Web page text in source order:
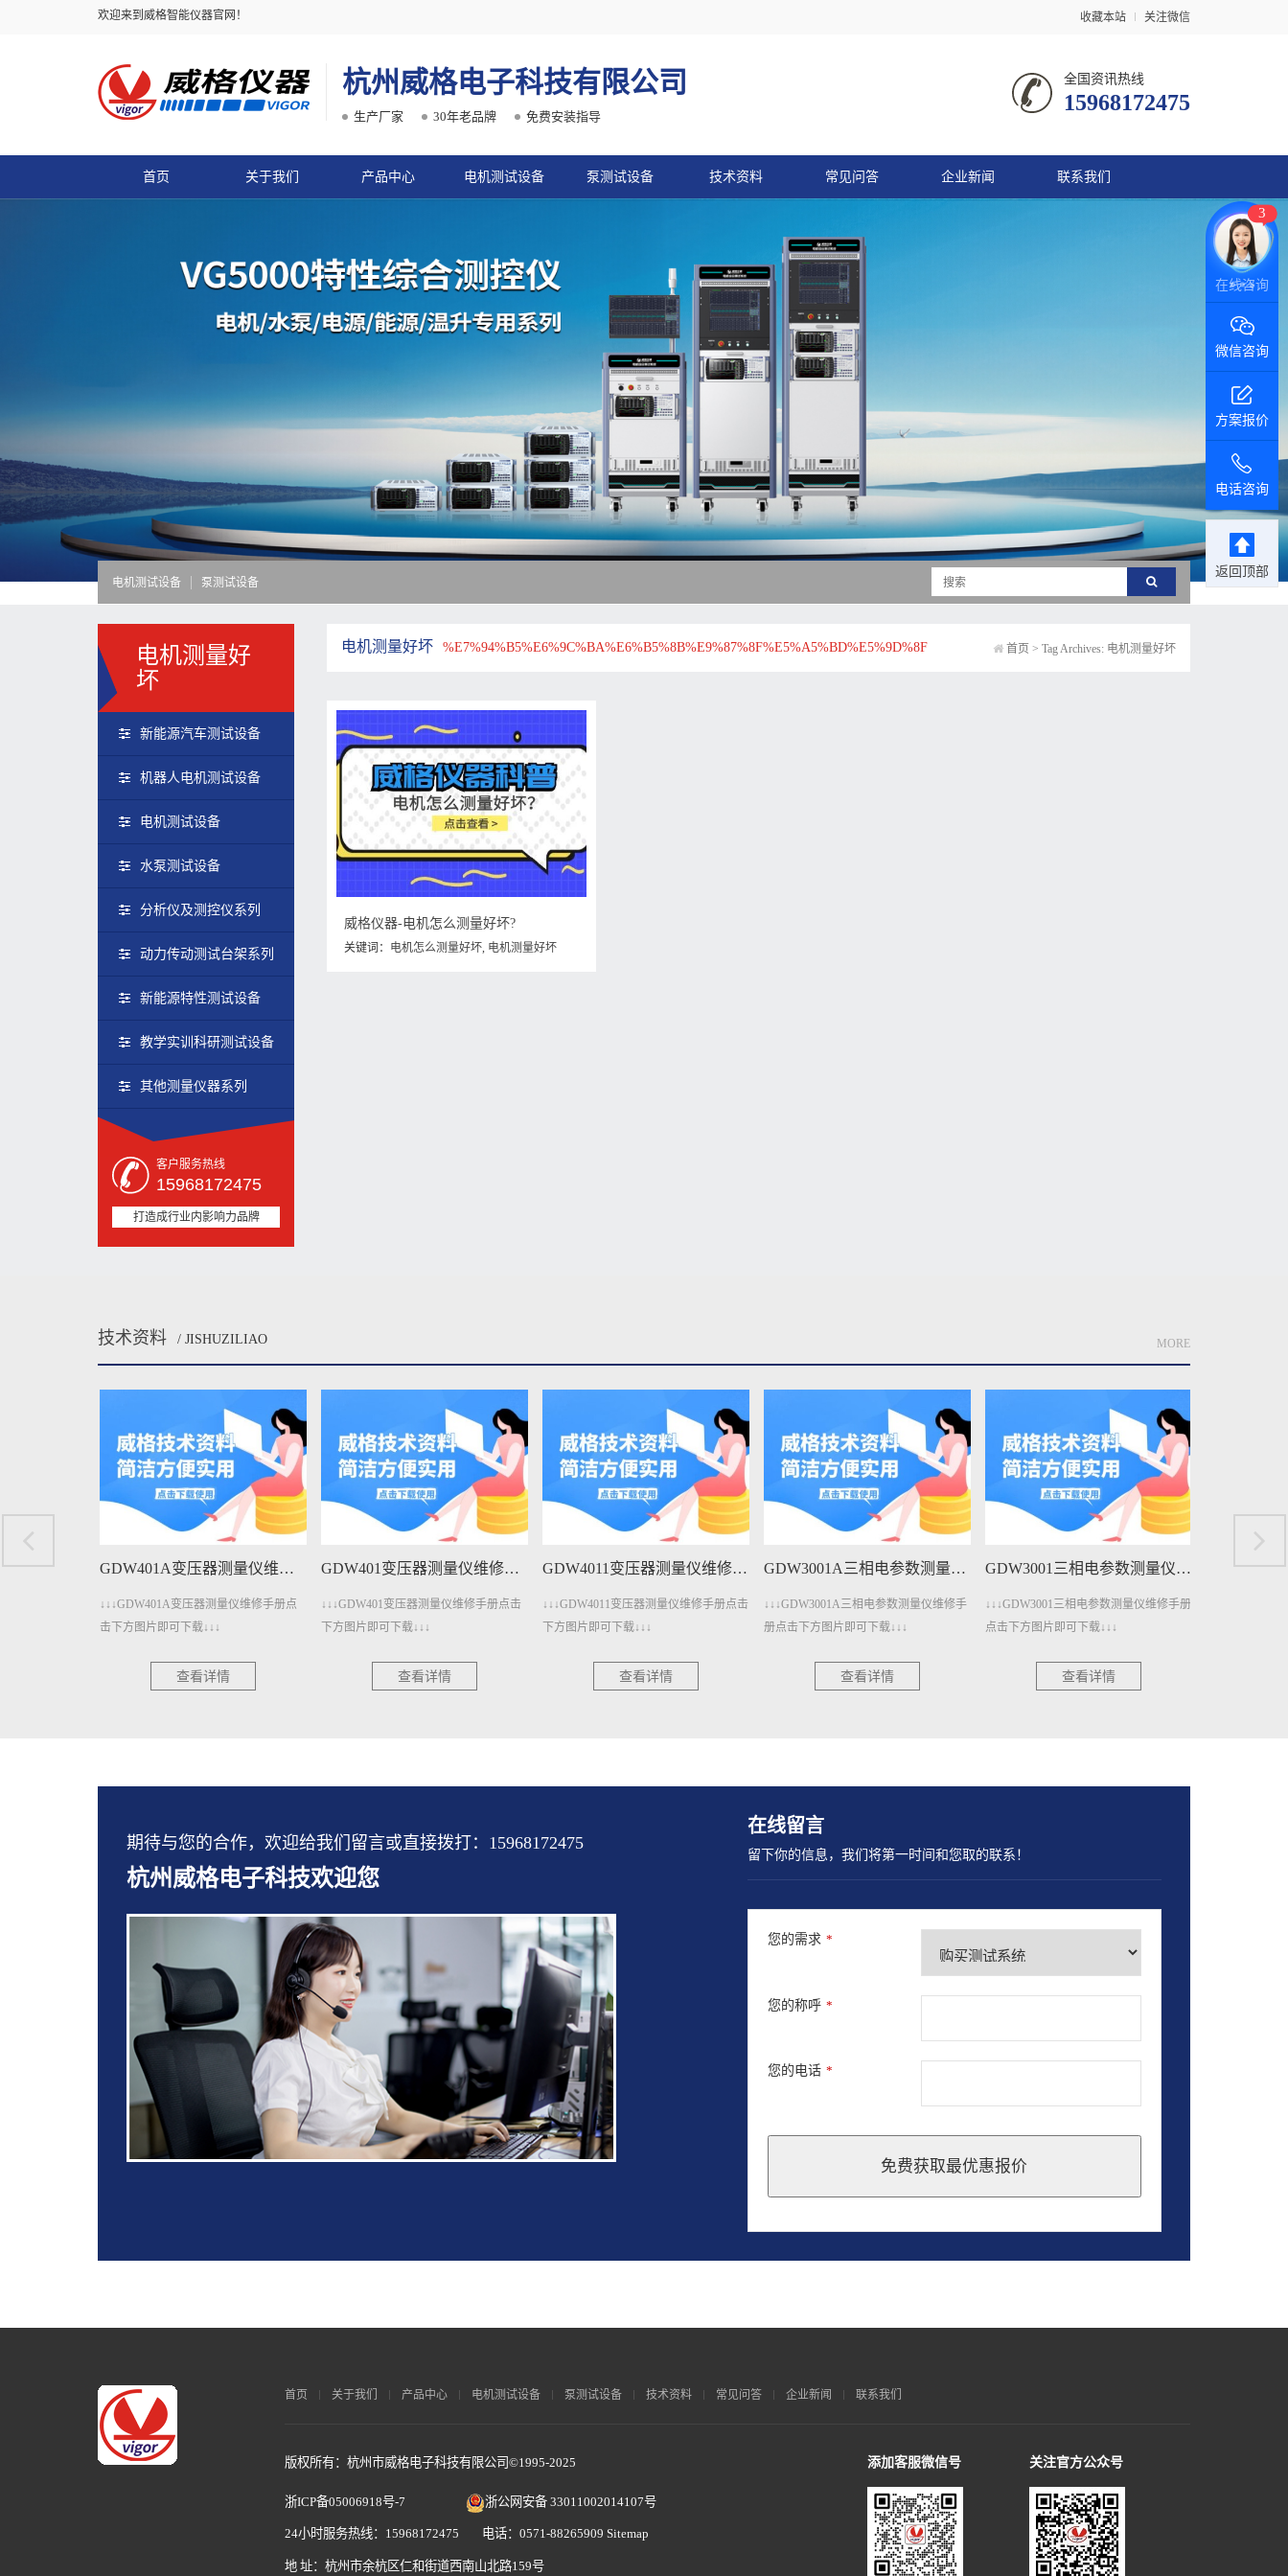
欢迎来到威格智能仪器官网！ 收藏本站 关注微信
杭州威格电子科技有限公司
生产厂家 30年老品牌 免费安装指导
全国资讯热线
15968172475
首页 关于我们 产品中心 电机测试设备 泵测试设备 技术资料 常见问答 企业新闻 联系我们
电机测试设备 泵测试设备
电机测量好
坏
新能源汽车测试设备
机器人电机测试设备
电机测试设备
水泵测试设备
分析仪及测控仪系列
动力传动测试台架系列
新能源特性测试设备
教学实训科研测试设备
其他测量仪器系列
客户服务热线
15968172475
打造成行业内影响力品牌
电机测量好坏 %E7%94%B5%E6%9C%BA%E6%B5%8B%E9%87%8F%E5%A5%BD%E5%9D%8F 首页 > Tag Archives: 电机测量好坏
威格仪器-电机怎么测量好坏?
关键词： 电机怎么测量好坏, 电机测量好坏
技术资料 / JISHUZILIAO MORE
GDW401A变压器测量仪维修手册下载
↓↓↓GDW401A变压器测量仪维修手册点
击下方图片即可下载↓↓↓
查看详情
GDW401变压器测量仪维修手册下载
↓↓↓GDW401变压器测量仪维修手册点击
下方图片即可下载↓↓↓
查看详情
GDW4011变压器测量仪维修手册下载
↓↓↓GDW4011变压器测量仪维修手册点击
下方图片即可下载↓↓↓
查看详情
GDW3001A三相电参数测量仪维修手册下载
↓↓↓GDW3001A三相电参数测量仪维修手
册点击下方图片即可下载↓↓↓
查看详情
GDW3001三相电参数测量仪维修手册下载
↓↓↓GDW3001三相电参数测量仪维修手册
点击下方图片即可下载↓↓↓
查看详情
期待与您的合作，欢迎给我们留言或直接拨打：15968172475
杭州威格电子科技欢迎您
在线留言
留下你的信息，我们将第一时间和您取的联系！
您的需求 *
您的称呼 *
您的电话 *
免费获取最优惠报价
should
首页 关于我们 产品中心 电机测试设备 泵测试设备 技术资料 常见问答 企业新闻 联系我们
版权所有：杭州市威格电子科技有限公司©1995-2025 添加客服微信号 关注官方公众号
浙ICP备05006918号-7 浙公网安备 33011002014107号
24小时服务热线：15968172475 电话：0571-88265909 Sitemap
地 址：杭州市余杭区仁和街道西南山北路159号
3
微信咨询
方案报价
电话咨询
返回顶部